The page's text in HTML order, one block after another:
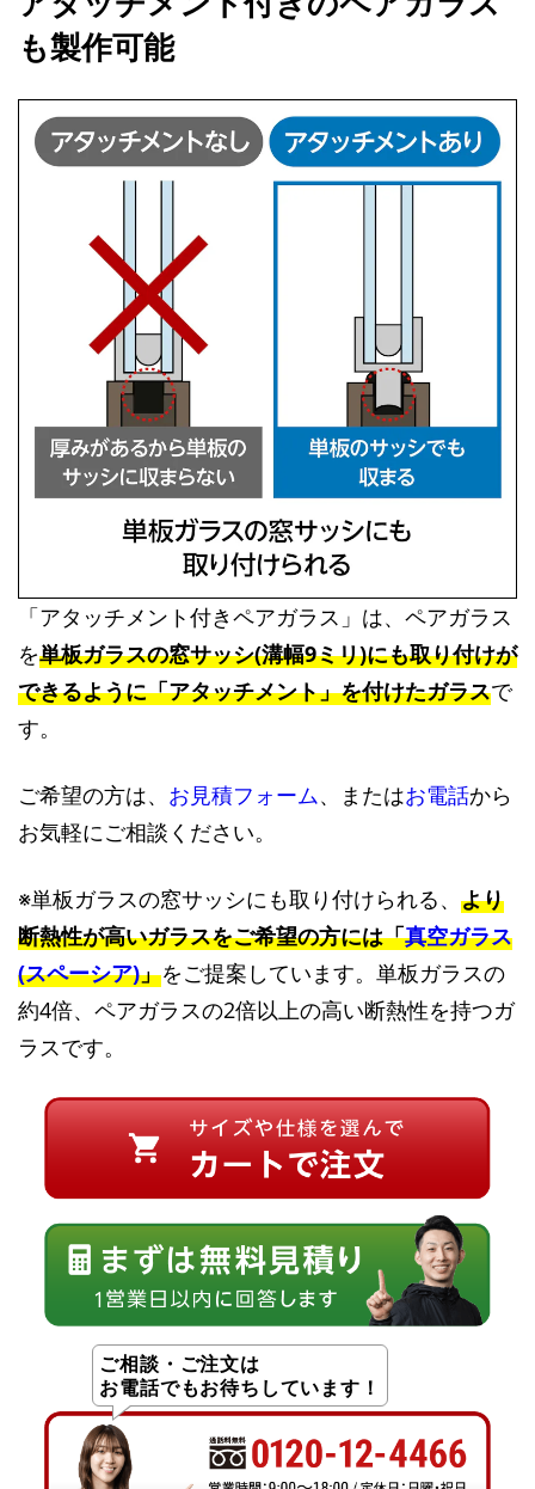
も製作可能
「アタッチメント付きペアガラス」は、ペアガラス
を単板ガラスの窓サッシ(溝幅9ミリ)にも取り付けが
できるように「アタッチメント」を付けたガラスで
す。
ご希望の方は、 お見積フォーム、またはお電話から
お気軽にご相談ください。
※単板ガラスの窓サッシにも取り付けられる、 より
断熱性が高いガラスをご希望の方には「真空ガラス
(スペーシア)」をご提案しています。単板ガラスの
約4倍、ペアガラスの2倍以上の高い断熱性を持つガ
ラスです。
ご相談・ご注文は
お電話でもお待ちしています！